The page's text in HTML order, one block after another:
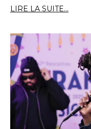
LIRE LA SUITE...